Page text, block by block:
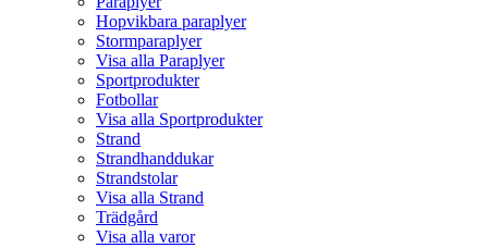
Hopvikbara paraplyer
Stormparaplyer
Visa alla Paraplyer
Sportprodukter
Fotbollar
Visa alla Sportprodukter
Strand
Strandhanddukar
Strandstolar
Visa alla Strand
Trädgård
Visa alla varor